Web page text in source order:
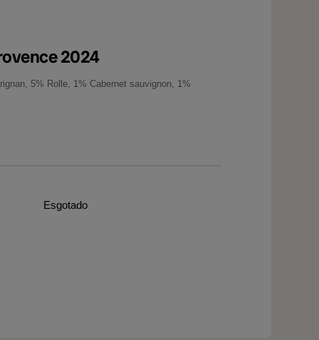
2024
5% Rolle, 1% Cabernet sauvignon, 1%
Esgotado